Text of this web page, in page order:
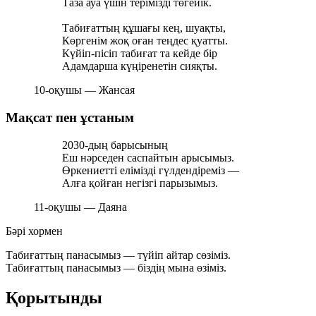
Таза ауа үшін терімізді төгейік.
Табиғаттың құшағы кең, шуақты,
Көргенім жоқ оған теңдес қуатты.
Күйіп-пісіп табиғат та кейде бір
Адамдарша күңіренетін сияқты.
10-оқушы — Жансая
Мақсат пен ұстаным
2030-дың барысының
Еш нәрседен саспайтын арысымыз.
Өркениетті елімізді гүлдендіреміз —
Алға қойған негізгі парызымыз.
11-оқушы — Даяна
Бәрі хормен
Табиғаттың панасымыз — түйіп айтар сөзіміз.
Табиғаттың панасымыз — біздің мына өзіміз.
Қорытынды